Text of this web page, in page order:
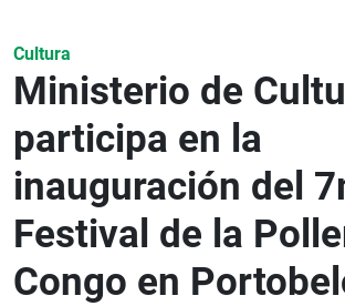
Cultura
Ministerio de
participa en la
inauguración del
Festival de la
Congo en